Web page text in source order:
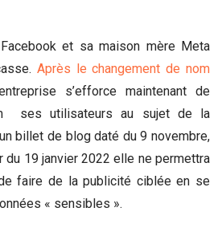
et sa maison mère Meta
Après le changement de nom
s’efforce maintenant de
ses utilisateurs au sujet de la
billet de blog daté du 9 novembre,
du 19 janvier 2022 elle ne permettra
faire de la publicité ciblée en se
« sensibles ».